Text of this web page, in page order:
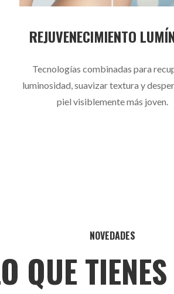
REJUVENECIMIENTO
Tecnologías combinadas para
luminosidad, suavizar textura y
piel visiblemente más joven.
NOVEDADES
QUE